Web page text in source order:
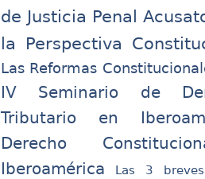
de Justicia Penal
la Perspectiva
Las Reformas
IV Seminario de
Tributario en
Derecho
Iberoamérica
Las 3